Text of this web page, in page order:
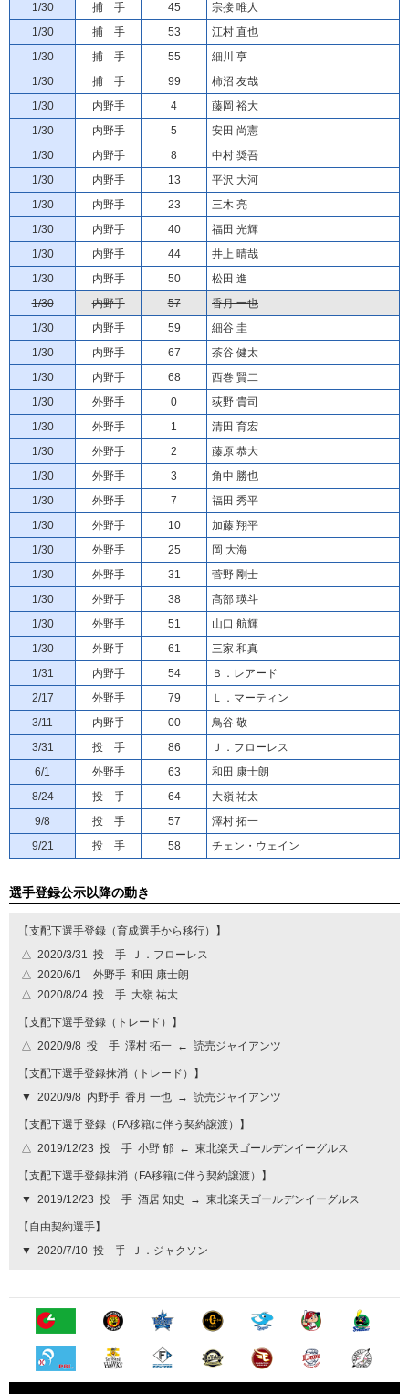
1/30
捕 手 45
宗接 唯人
1/30
捕 手 53
江村 直也
1/30
捕 手 55
細川 亨
1/30
捕 手 99
柿沼 友哉
1/30
内野手 4
藤岡 裕大
1/30
内野手 5
安田 尚憲
1/30
内野手 8
中村 奨吾
1/30
内野手 13
平沢 大河
1/30
内野手 23
三木 亮
1/30
内野手 40
福田 光輝
1/30
内野手 44
井上 晴哉
1/30
内野手 50
松田 進
1/30
内野手 57
香月 一也
1/30
内野手 59
細谷 圭
1/30
内野手 67
茶谷 健太
1/30
内野手 68
西巻 賢二
1/30
外野手 0
荻野 貴司
1/30
外野手 1
清田 育宏
1/30
外野手 2
藤原 恭大
1/30
外野手 3
角中 勝也
1/30
外野手 7
福田 秀平
1/30
外野手 10
加藤 翔平
1/30
外野手 25
岡 大海
1/30
外野手 31
菅野 剛士
1/30
外野手 38
髙部 瑛斗
1/30
外野手 51
山口 航輝
1/30
外野手 61
三家 和真
1/31
内野手 54
Ｂ．レアード
2/17
外野手 79
Ｌ．マーティン
3/11
内野手 00
鳥谷 敬
3/31
投 手 86
Ｊ．フローレス
6/1
外野手 63
和田 康士朗
8/24
投 手 64
大嶺 祐太
9/8
投 手 57
澤村 拓一
9/21
投 手 58 チェン・ウェイン
選手登録公示以降の動き
【支配下選手登録（育成選手から移行）】
△ 2020/3/31 投 手
Ｊ．フローレス
△ 2020/6/1 外野手 和田 康士朗
△ 2020/8/24 投 手 大嶺 祐太
【支配下選手登録（トレード）】
△ 2020/9/8 投 手 澤村 拓一 ← 読売ジャイアンツ
【支配下選手登録抹消（トレード）】
▼ 2020/9/8 内野手 香月 一也 → 読売ジャイアンツ
【支配下選手登録（FA移籍に伴う契約譲渡）】
△ 2019/12/23 投 手 小野 郁 ← 東北楽天ゴールデンイーグルス
【支配下選手登録抹消（FA移籍に伴う契約譲渡）】
▼ 2019/12/23 投 手 酒居 知史 → 東北楽天ゴールデンイーグルス
【自由契約選手】
▼ 2020/7/10 投 手 Ｊ．ジャクソン